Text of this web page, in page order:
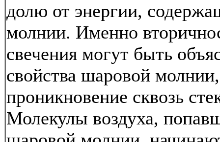
долю от энергии,
молнии. Именно
свечения могут быть
свойства шаровой
проникновение сквозь
Молекулы воздуха,